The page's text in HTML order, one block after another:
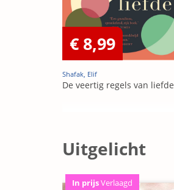
€ 8,99
Shafak, Elif
De veertig regels van liefde
Uitgelicht
In prijsVerlaagd